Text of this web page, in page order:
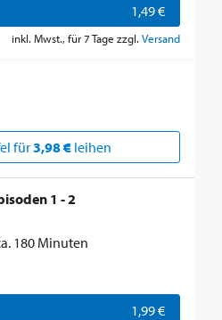
1,49 €
inkl. Mwst., für 7 Tage zzgl. Versand
für3,98 € leihen
1 - 2
180 Minuten
1,99 €